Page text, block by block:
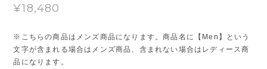
¥18,480
※こちらの商品はメンズ商品になります。商品名に【Men】という
文字が含まれる場合はメンズ商品、含まれない場合はレディース商
品になります。